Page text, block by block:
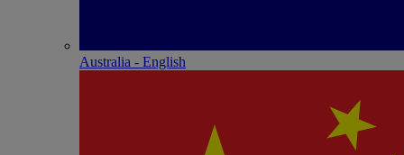
Australia - English